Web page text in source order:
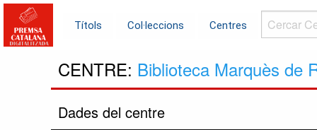
Títols Col·leccions Centres
Cercar
Centres...
CENTRE: Biblioteca Marquès de
Dades del centre